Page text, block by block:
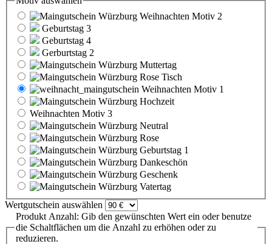
Weihnachten Motiv 2
Geburtstag 3
Geburtstag 4
Gerburtstag 2
Muttertag
Rose Tisch
Weihnachten Motiv 1
Hochzeit
Weihnachten Motiv 3
Neutral
Rose
Geburtstag 1
Dankeschön
Geschenk
Vatertag
Wertgutschein auswählen
Produkt Anzahl: Gib den gewünschten Wert ein oder benutze
die Schaltflächen um die Anzahl zu erhöhen oder zu
reduzieren.